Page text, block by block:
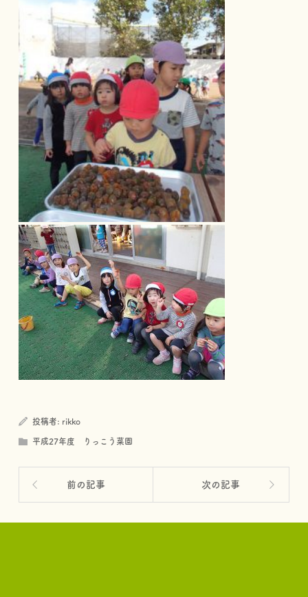
投稿者: rikko
平成27年度 りっこう菜園
前の記事 次の記事